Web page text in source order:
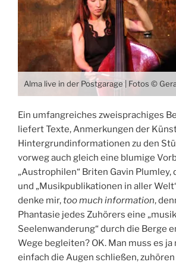
Ein umfangreiches zweisprachiges
liefert Texte, Anmerkungen der
Hintergrundinformationen zu den
vorweg auch gleich eine blumige
„Austrophilen“ Briten Gavin Plumley,
und „Musikpublikationen in aller
denke mir,too much information,
Phantasie jedes Zuhörers eine
Seelenwanderung“ durch die Berge
Wege begleiten? OK. Man muss es ja
einfach die Augen schließen,